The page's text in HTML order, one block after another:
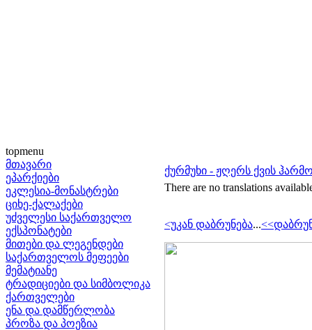
topmenu
მთავარი
ეპარქიები
ეკლესია-მონასტრები
ციხე-ქალაქები
უძველესი საქართველო
ექსპონატები
მითები და ლეგენდები
საქართველოს მეფეები
მემატიანე
ტრადიციები და სიმბოლიკა
ქართველები
ენა და დამწერლობა
პროზა და პოეზია
ქურმუხი - ჟღერს ქვის
There are no translations
<უკან დაბრუნება...